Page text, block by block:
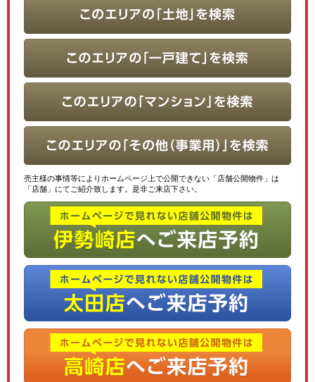
売主様の事情等によりホームページ上で公開できない「店舗公開物件」は
「店舗」にてご紹介致します。是非ご来店下さい。